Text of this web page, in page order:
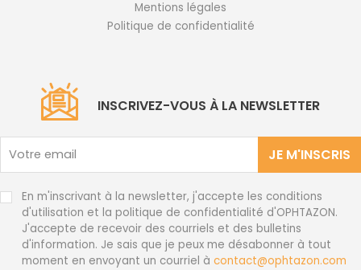
Mentions légales
Politique de confidentialité
INSCRIVEZ-VOUS À LA NEWSLETTER
JE M'INSCRIS
En m'inscrivant à la newsletter, j'accepte les conditions
d'utilisation et la politique de confidentialité d'OPHTAZON.
J'accepte de recevoir des courriels et des bulletins
d'information. Je sais que je peux me désabonner à tout
moment en envoyant un courriel à contact@ophtazon.com